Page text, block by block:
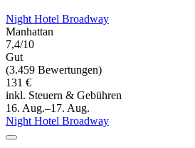
Night Hotel Broadway
Manhattan
7,4/10
Gut
(3.459 Bewertungen)
131 €
inkl. Steuern & Gebühren
16. Aug.–17. Aug.
Night Hotel Broadway